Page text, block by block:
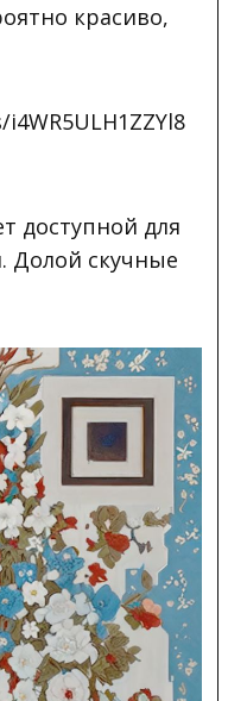
красиво,
доступной для
Долой скучные